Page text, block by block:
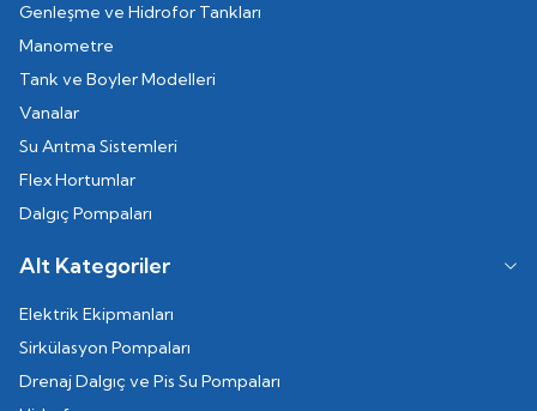
Genleşme ve Hidrofor Tankları
Manometre
Tank ve Boyler Modelleri
Vanalar
Su Arıtma Sistemleri
Flex Hortumlar
Dalgıç Pompaları
Alt Kategoriler
Elektrik Ekipmanları
Sirkülasyon Pompaları
Drenaj Dalgıç ve Pis Su Pompaları